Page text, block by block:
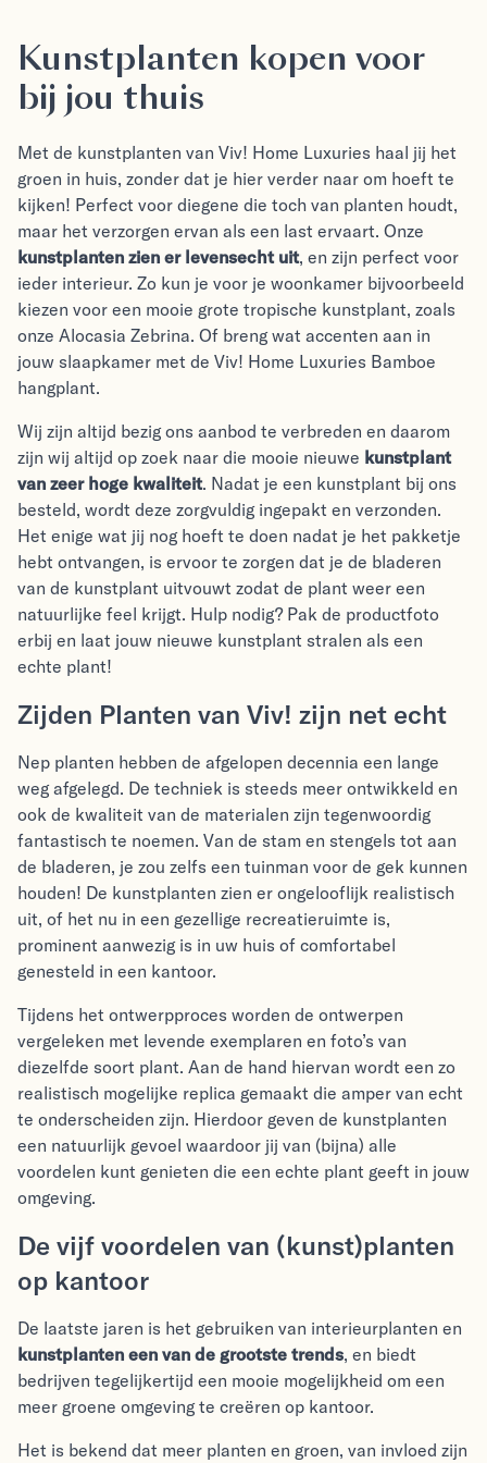
Kunstplanten kopen voor
bij jou thuis
Met de kunstplanten van Viv! Home Luxuries haal jij het
groen in huis, zonder dat je hier verder naar om hoeft te
kijken! Perfect voor diegene die toch van planten houdt,
maar het verzorgen ervan als een last ervaart. Onze
kunstplanten zien er levensecht uit, en zijn perfect voor
ieder interieur. Zo kun je voor je woonkamer bijvoorbeeld
kiezen voor een mooie grote tropische kunstplant, zoals
onze Alocasia Zebrina. Of breng wat accenten aan in
jouw slaapkamer met de Viv! Home Luxuries Bamboe
hangplant.
Wij zijn altijd bezig ons aanbod te verbreden en daarom
zijn wij altijd op zoek naar die mooie nieuwe kunstplant
van zeer hoge kwaliteit. Nadat je een kunstplant bij ons
besteld, wordt deze zorgvuldig ingepakt en verzonden.
Het enige wat jij nog hoeft te doen nadat je het pakketje
hebt ontvangen, is ervoor te zorgen dat je de bladeren
van de kunstplant uitvouwt zodat de plant weer een
natuurlijke feel krijgt. Hulp nodig? Pak de productfoto
erbij en laat jouw nieuwe kunstplant stralen als een
echte plant!
Zijden Planten van Viv! zijn net echt
Nep planten hebben de afgelopen decennia een lange
weg afgelegd. De techniek is steeds meer ontwikkeld en
ook de kwaliteit van de materialen zijn tegenwoordig
fantastisch te noemen. Van de stam en stengels tot aan
de bladeren, je zou zelfs een tuinman voor de gek kunnen
houden! De kunstplanten zien er ongelooflijk realistisch
uit, of het nu in een gezellige recreatieruimte is,
prominent aanwezig is in uw huis of comfortabel
genesteld in een kantoor.
Tijdens het ontwerpproces worden de ontwerpen
vergeleken met levende exemplaren en foto’s van
diezelfde soort plant. Aan de hand hiervan wordt een zo
realistisch mogelijke replica gemaakt die amper van echt
te onderscheiden zijn. Hierdoor geven de kunstplanten
een natuurlijk gevoel waardoor jij van (bijna) alle
voordelen kunt genieten die een echte plant geeft in jouw
omgeving.
De vijf voordelen van (kunst)planten
op kantoor
De laatste jaren is het gebruiken van interieurplanten en
kunstplanten een van de grootste trends, en biedt
bedrijven tegelijkertijd een mooie mogelijkheid om een
meer groene omgeving te creëren op kantoor.
Het is bekend dat meer planten en groen, van invloed zijn